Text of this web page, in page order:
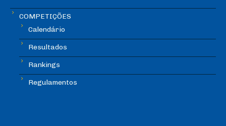
COMPETIÇÕES
Calendário
Resultados
Rankings
Regulamentos